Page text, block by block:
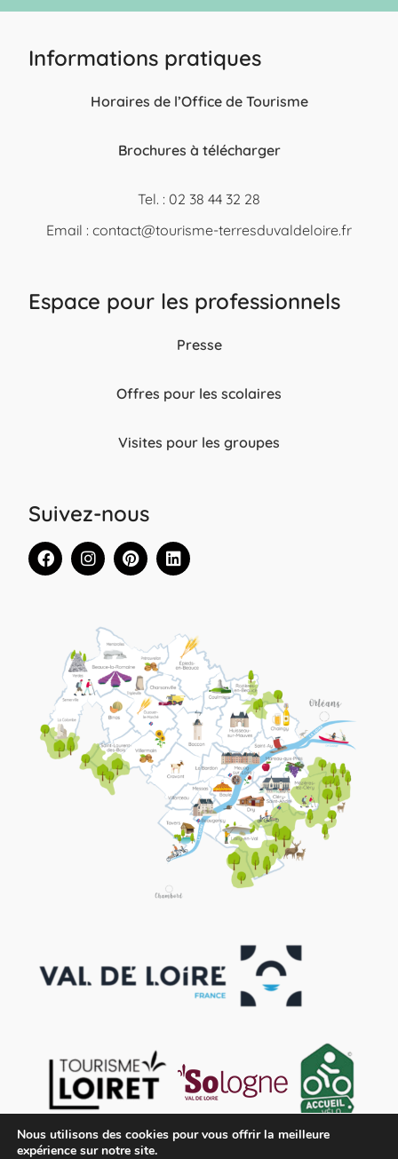
Informations pratiques
Horaires de l’Office de Tourisme
Brochures à télécharger
Tel. : 02 38 44 32 28
Email : contact@tourisme-terresduvaldeloire.fr
Espace pour les professionnels
Presse
Offres pour les scolaires
Visites pour les groupes
Suivez-nous
Nous utilisons des cookies pour vous offrir la meilleure
expérience sur notre site.